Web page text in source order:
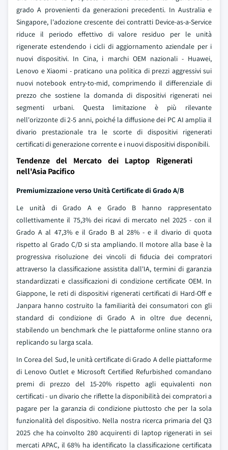
grado A provenienti da generazioni precedenti. In Australia e
Singapore, l'adozione crescente dei contratti Device-as-a-Service
riduce il periodo effettivo di valore residuo per le unità
rigenerate estendendo i cicli di aggiornamento aziendale per i
nuovi dispositivi. In Cina, i marchi OEM nazionali - Huawei,
Lenovo e Xiaomi - praticano una politica di prezzi aggressivi sui
nuovi notebook entry-to-mid, comprimendo il differenziale di
prezzo che sostiene la domanda di dispositivi rigenerati nei
segmenti urbani. Questa limitazione è più rilevante
nell'orizzonte di 2-5 anni, poiché la diffusione dei PC AI amplia il
divario prestazionale tra le scorte di dispositivi rigenerati
certificati di generazione corrente e i nuovi dispositivi disponibili.
Tendenze del Mercato dei Laptop Rigenerati
nell'Asia Pacifico
Premiumizzazione verso Unità Certificate di Grado A/B
Le unità di Grado A e Grado B hanno rappresentato
collettivamente il 75,3% dei ricavi di mercato nel 2025 - con il
Grado A al 47,3% e il Grado B al 28% - e il divario di quota
rispetto al Grado C/D si sta ampliando. Il motore alla base è la
progressiva risoluzione dei vincoli di fiducia dei compratori
attraverso la classificazione assistita dall'IA, termini di garanzia
standardizzati e classificazioni di condizione certificate OEM. In
Giappone, le reti di dispositivi rigenerati certificati di Hard-Off e
Janpara hanno costruito la familiarità dei consumatori con gli
standard di condizione di Grado A in oltre due decenni,
stabilendo un benchmark che le piattaforme online stanno ora
replicando su larga scala.
In Corea del Sud, le unità certificate di Grado A delle piattaforme
di Lenovo Outlet e Microsoft Certified Refurbished comandano
premi di prezzo del 15-20% rispetto agli equivalenti non
certificati - un divario che riflette la disponibilità dei compratori a
pagare per la garanzia di condizione piuttosto che per la sola
funzionalità del dispositivo. Nella nostra ricerca primaria del Q3
2025 che ha coinvolto 280 acquirenti di laptop rigenerati in sei
mercati APAC, il 68% ha identificato la classificazione certificata